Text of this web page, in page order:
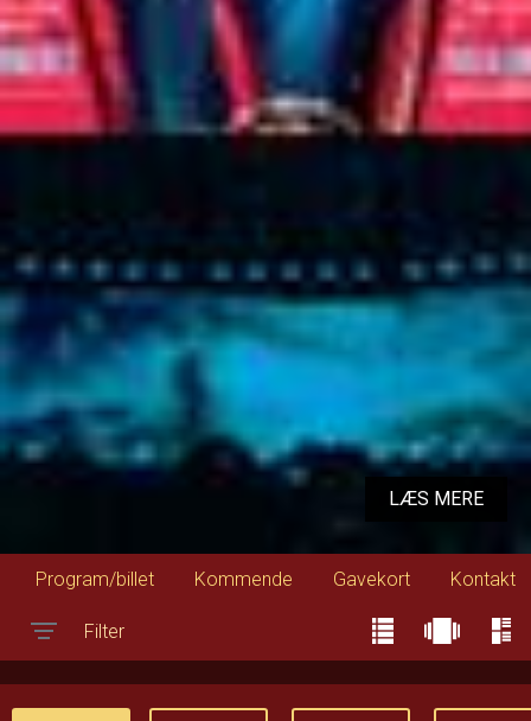
LÆS MERE
Program/billet Kommende Gavekort Kontakt
Filter